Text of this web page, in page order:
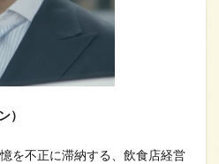
）
を不正に滞納する、飲食店経営